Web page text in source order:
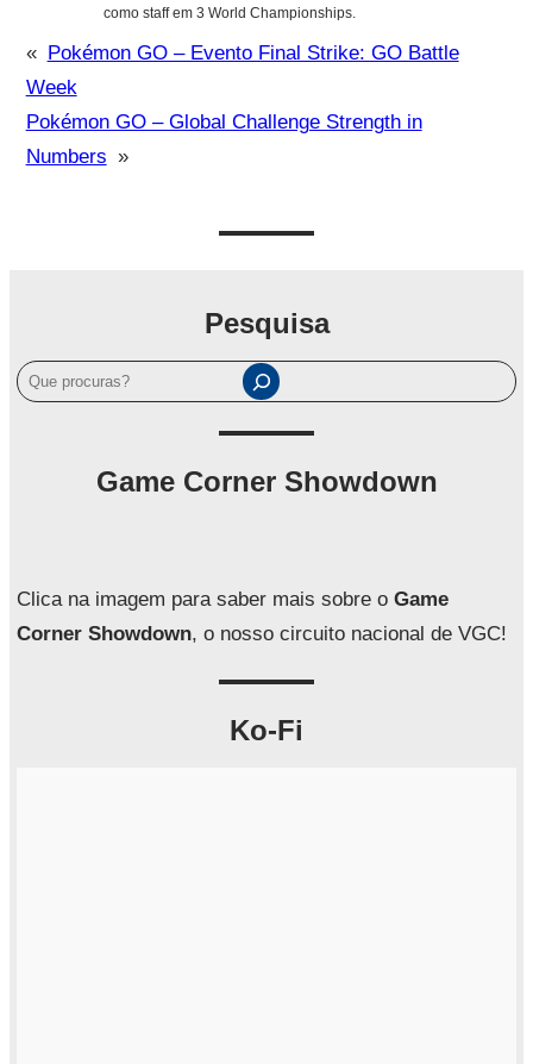
como staff em 3 World Championships.
« Pokémon GO – Evento Final Strike: GO Battle
Week
Pokémon GO – Global Challenge Strength in
Numbers »
Pesquisa
P
e
a
r
Game Corner Showdown
Clica na imagem para saber mais sobre o Game
Corner Showdown, o nosso circuito nacional de VGC!
Ko-Fi